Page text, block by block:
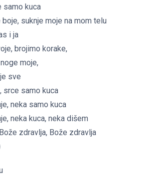
samo kuca
boje, suknje moje na mom telu
i ja
brojimo korake,
moje,
sve
srce samo kuca
neka samo kuca
neka kuca, neka dišem
zdravlja, Bože zdravlja